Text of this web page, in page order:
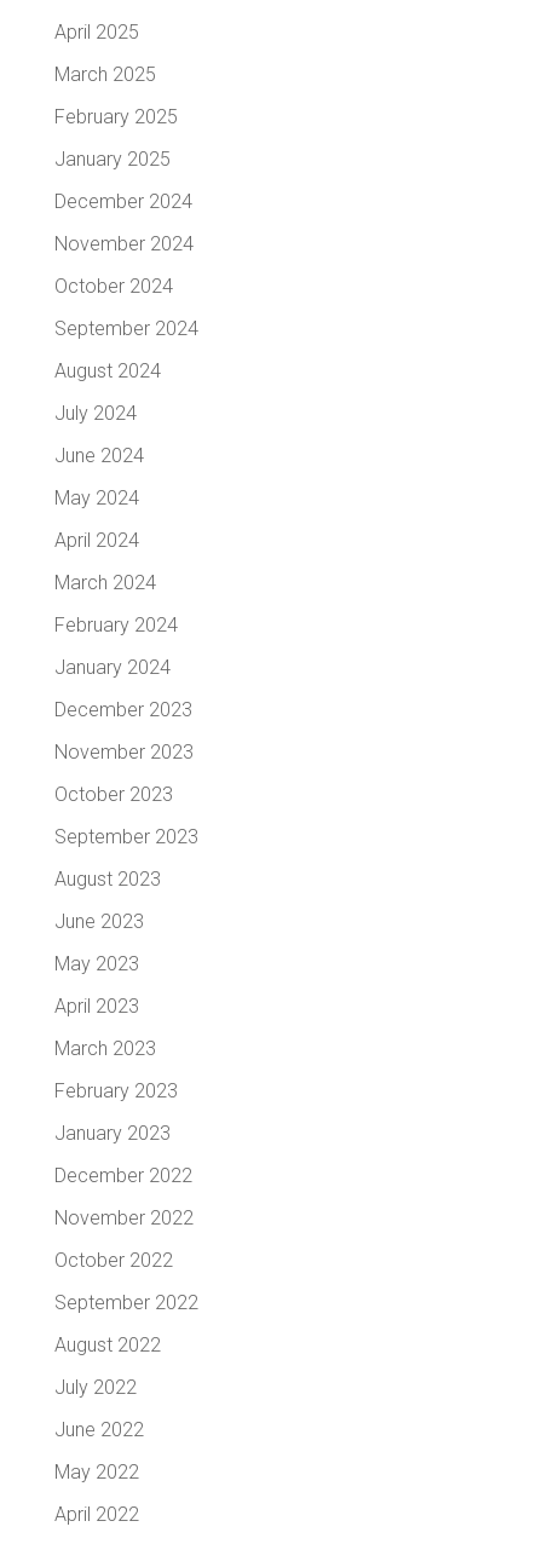
April 2025
March 2025
February 2025
January 2025
December 2024
November 2024
October 2024
September 2024
August 2024
July 2024
June 2024
May 2024
April 2024
March 2024
February 2024
January 2024
December 2023
November 2023
October 2023
September 2023
August 2023
June 2023
May 2023
April 2023
March 2023
February 2023
January 2023
December 2022
November 2022
October 2022
September 2022
August 2022
July 2022
June 2022
May 2022
April 2022